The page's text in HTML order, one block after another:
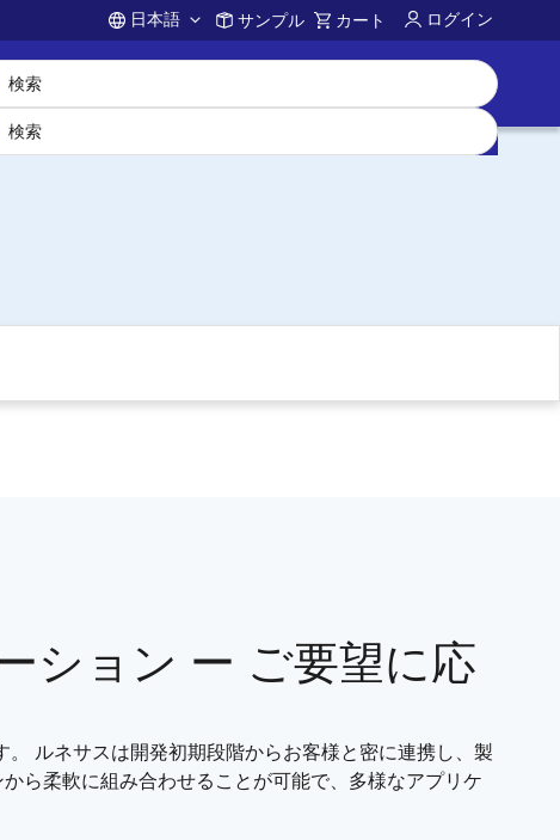
Account
日本語 サンプル カート ログイン
ション ー ご要望に応
ルネサスは開発初期段階からお客様と密に連携し、製
ら柔軟に組み合わせることが可能で、多様なアプリケ